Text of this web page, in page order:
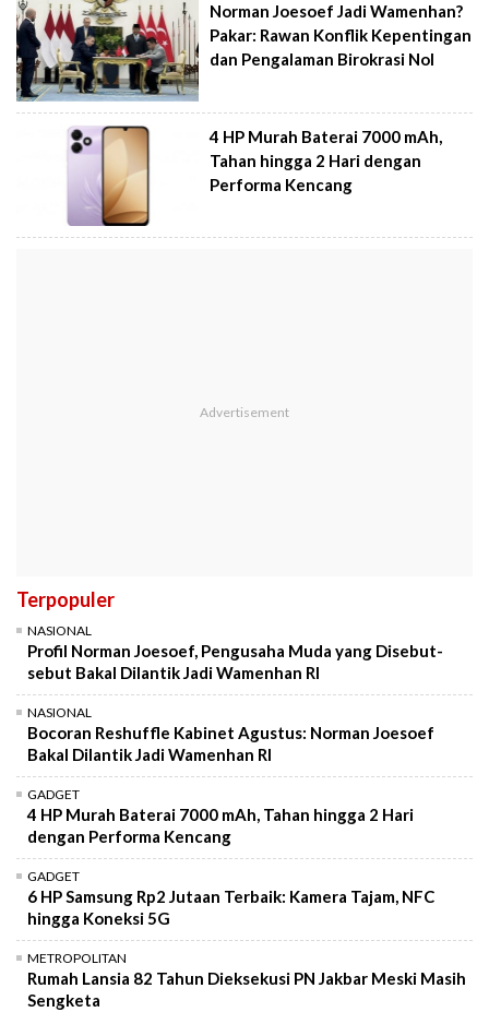
Norman Joesoef Jadi Wamenhan?
Pakar: Rawan Konflik Kepentingan
dan Pengalaman Birokrasi Nol
4 HP Murah Baterai 7000 mAh,
Tahan hingga 2 Hari dengan
Performa Kencang
Terpopuler
NASIONAL
Profil Norman Joesoef, Pengusaha Muda yang Disebut-
sebut Bakal Dilantik Jadi Wamenhan RI
NASIONAL
Bocoran Reshuffle Kabinet Agustus: Norman Joesoef
Bakal Dilantik Jadi Wamenhan RI
GADGET
4 HP Murah Baterai 7000 mAh, Tahan hingga 2 Hari
dengan Performa Kencang
GADGET
6 HP Samsung Rp2 Jutaan Terbaik: Kamera Tajam, NFC
hingga Koneksi 5G
METROPOLITAN
Rumah Lansia 82 Tahun Dieksekusi PN Jakbar Meski Masih
Sengketa